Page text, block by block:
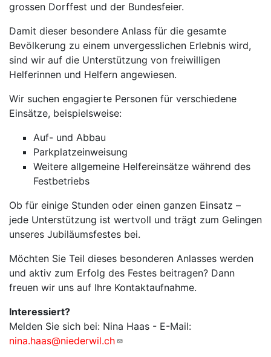
grossen Dorffest und der Bundesfeier.
Damit dieser besondere Anlass für die gesamte
Bevölkerung zu einem unvergesslichen Erlebnis wird,
sind wir auf die Unterstützung von freiwilligen
Helferinnen und Helfern angewiesen.
Wir suchen engagierte Personen für verschiedene
Einsätze, beispielsweise:
Auf- und Abbau
Parkplatzeinweisung
Weitere allgemeine Helfereinsätze während des
Festbetriebs
Ob für einige Stunden oder einen ganzen Einsatz –
jede Unterstützung ist wertvoll und trägt zum Gelingen
unseres Jubiläumsfestes bei.
Möchten Sie Teil dieses besonderen Anlasses werden
und aktiv zum Erfolg des Festes beitragen? Dann
freuen wir uns auf Ihre Kontaktaufnahme.
Interessiert?
Melden Sie sich bei: Nina Haas - E-Mail:
nina.haas@niederwil.ch